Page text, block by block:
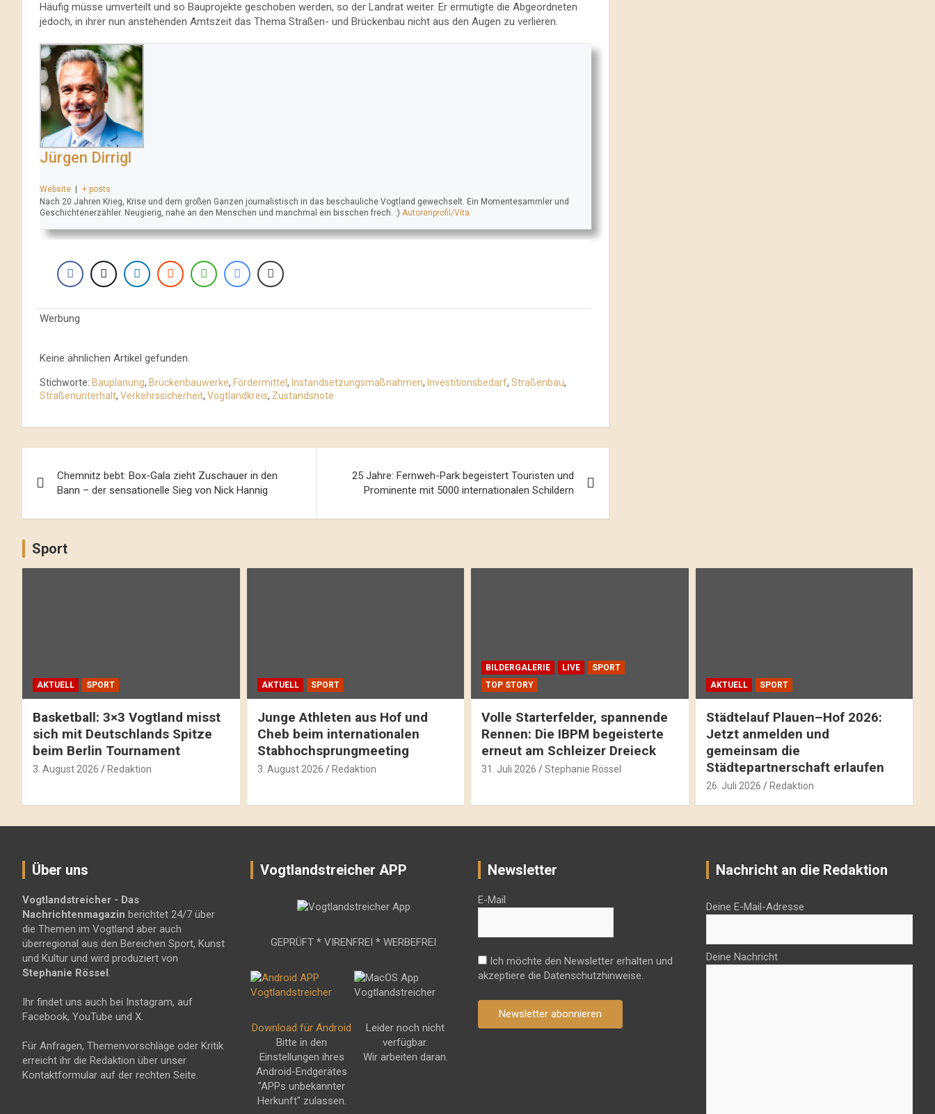
Häufig müsse umverteilt und so Bauprojekte geschoben werden, so der Landrat weiter. Er ermutigte die Abgeordneten
jedoch, in ihrer nun anstehenden Amtszeit das Thema Straßen- und Brückenbau nicht aus den Augen zu verlieren.
Jürgen Dirrigl
Website
+ posts
Nach 20 Jahren Krieg, Krise und dem großen Ganzen journalistisch in das beschauliche Vogtland gewechselt. Ein Momentesammler und
Geschichtenerzähler. Neugierig, nahe an den Menschen und manchmal ein bisschen frech. :) Autorenprofil/Vita
Werbung
Keine ähnlichen Artikel gefunden.
Stichworte: Bauplanung, Brückenbauwerke, Fördermittel , Instandsetzungsmaßnahmen, Investitionsbedarf, Straßenbau,
Straßenunterhalt, Verkehrssicherheit, Vogtlandkreis, Zustandsnote
Navigation
Chemnitz bebt: Box-Gala zieht Zuschauer in den
Bann – der sensationelle Sieg von Nick Hannig
25 Jahre: Fernweh-Park begeistert Touristen und
Prominente mit 5000 internationalen Schildern
Sport
AKTUELL SPORT
Basketball: 3×3 Vogtland misst
sich mit Deutschlands Spitze
beim Berlin Tournament
3. August 2026 Redaktion
AKTUELL SPORT
Junge Athleten aus Hof und
Cheb beim internationalen
Stabhochsprungmeeting
3. August 2026 Redaktion
BILDERGALERIE LIVE
SPORT
TOP STORY
Volle Starterfelder, spannende
Rennen: Die IBPM begeisterte
erneut am Schleizer Dreieck
31. Juli 2026 Stephanie Rössel
AKTUELL SPORT
Städtelauf Plauen–Hof 2026:
Jetzt anmelden und
gemeinsam die
Städtepartnerschaft erlaufen
26. Juli 2026 Redaktion
Über uns
Vogtlandstreicher - Das
Nachrichtenmagazin berichtet 24/7 über
die Themen im Vogtland aber auch
überregional aus den Bereichen Sport, Kunst
und Kultur und wird produziert von
Stephanie Rössel.
Ihr findet uns auch bei Instagram, auf
Facebook, YouTube und X.
Für Anfragen, Themenvorschläge oder Kritik
erreicht ihr die Redaktion über unser
Kontaktformular auf der rechten Seite.
Vogtlandstreicher APP
GEPRÜFT * VIRENFREI * WERBEFREI
Download für Android
Bitte in den
Einstellungen ihres
Android-Endgerätes
"APPs unbekannter
Herkunft" zulassen.
Leider noch nicht
verfügbar.
Wir arbeiten daran.
Newsletter
E-Mail
Ich möchte den Newsletter erhalten und
akzeptiere die Datenschutzhinweise.
Newsletter abonnieren
Nachricht an die Redaktion
Deine E-Mail-Adresse
Deine Nachricht